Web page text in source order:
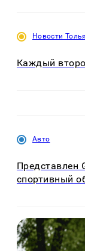
Новости
Каждый
Авто
Представлен
спортивный